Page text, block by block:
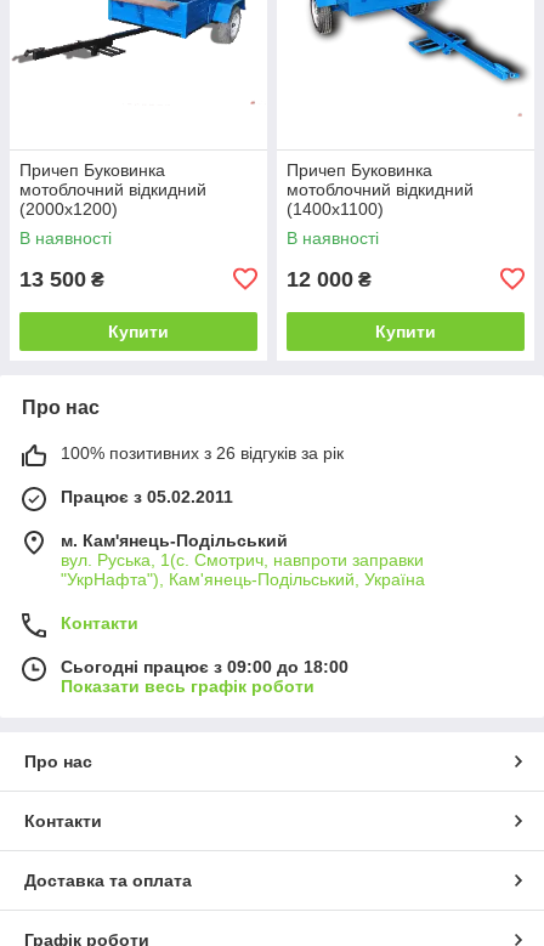
Причеп Буковинка
мотоблочний відкидний
(2000х1200)
В наявності
13 500 ₴
Купити
Причеп Буковинка
мотоблочний відкидний
(1400х1100)
В наявності
12 000 ₴
Купити
Про нас
100% позитивних з 26 відгуків за рік
Працює з 05.02.2011
м. Кам'янець-Подільський
вул. Руська, 1(с. Смотрич, навпроти заправки
"УкрНафта"), Кам'янець-Подільський, Україна
Контакти
Сьогодні працює з 09:00 до 18:00
Показати весь графік роботи
Про нас
Контакти
Доставка та оплата
Графік роботи